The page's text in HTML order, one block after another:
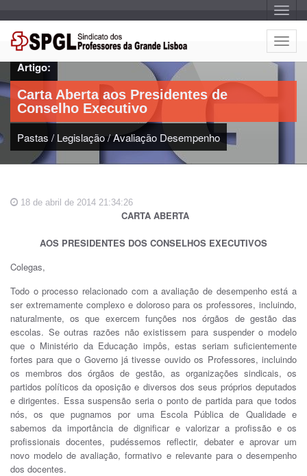
A
l
t
e
r
a
g
o
A
l
t
e
a
a
Artigo:
Carta Aberta aos Presidentes de
Conselho Executivo
Pastas / Legislação/Avaliação Desempenho
18 de abril de 2014 21:34:26
CARTA ABERTA
AOS PRESIDENTES DOS CONSELHOS EXECUTIVOS
Colegas,
Todo o processo relacionado com a avaliação de desempenho está a
ser extremamente complexo e doloroso para os professores, incluindo,
naturalmente, os que exercem funções nos órgãos de gestão das
escolas. Se outras razões não existissem para suspender o modelo
que o Ministério da Educação impôs, estas seriam suficientemente
fortes para que o Governo já tivesse ouvido os Professores, incluindo
os membros dos órgãos de gestão, as organizações sindicais, os
partidos políticos da oposição e diversos dos seus próprios deputados
e dirigentes. Essa suspensão seria o ponto de partida para que todos
nós, os que pugnamos por uma Escola Pública de Qualidade e
sabemos da importância de dignificar e valorizar a profissão e os
profissionais docentes, pudéssemos reflectir, debater e aprovar um
novo modelo de avaliação, formativo e relevante para o desempenho
dos docentes.